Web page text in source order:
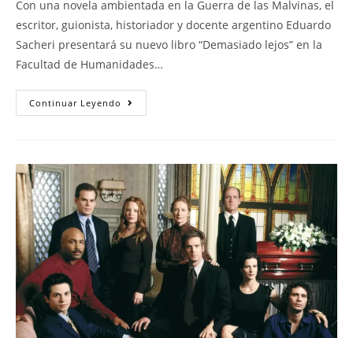
Con una novela ambientada en la Guerra de las Malvinas, el
escritor, guionista, historiador y docente argentino Eduardo
Sacheri presentará su nuevo libro “Demasiado lejos” en la
Facultad de Humanidades…
Continuar Leyendo